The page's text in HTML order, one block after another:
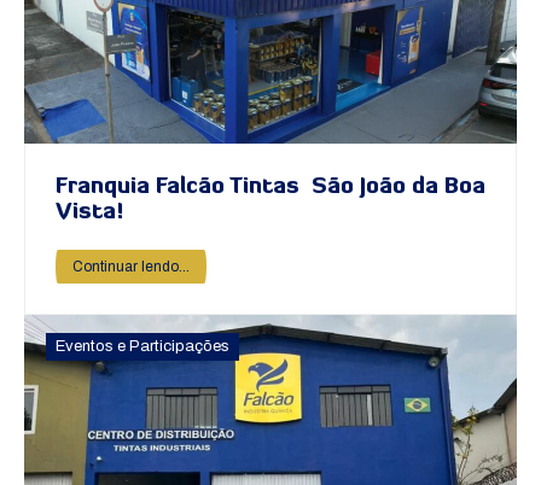
Franquia Falcão Tintas São João da Boa
Vista!
Continuar lendo...
Eventos e Participações